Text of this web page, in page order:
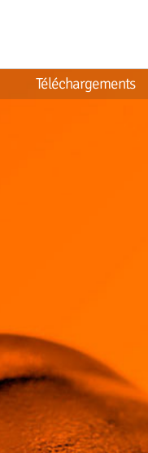
Téléchargements